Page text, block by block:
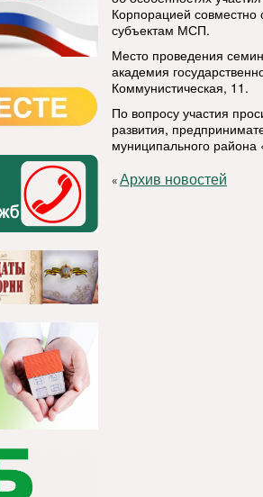
Корпорацией
субъектам МСП.
Место проведения
академия
Коммунистическая, 11.
По вопросу участия
развития,
муниципального района
«Архив новостей